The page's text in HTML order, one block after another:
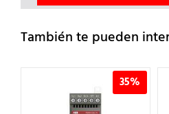
También te pueden
35%